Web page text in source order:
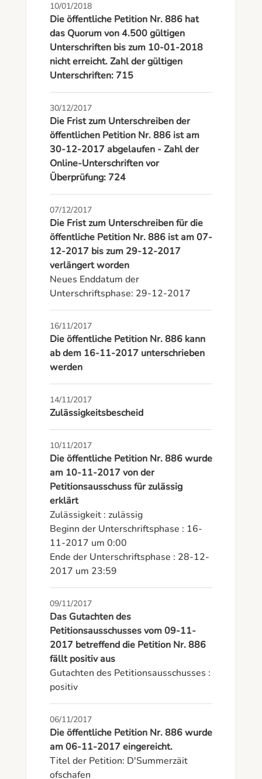
10/01/2018
Die öffentliche Petition Nr. 886 hat
das Quorum von 4.500 gültigen
Unterschriften bis zum 10-01-2018
nicht erreicht. Zahl der gültigen
Unterschriften: 715
30/12/2017
Die Frist zum Unterschreiben der
öffentlichen Petition Nr. 886 ist am
30-12-2017 abgelaufen - Zahl der
Online-Unterschriften vor
Überprüfung: 724
07/12/2017
Die Frist zum Unterschreiben für die
öffentliche Petition Nr. 886 ist am 07-
12-2017 bis zum 29-12-2017
verlängert worden
Neues Enddatum der
Unterschriftsphase: 29-12-2017
16/11/2017
Die öffentliche Petition Nr. 886 kann
ab dem 16-11-2017 unterschrieben
werden
14/11/2017
Zulässigkeitsbescheid
10/11/2017
Die öffentliche Petition Nr. 886 wurde
am 10-11-2017 von der
Petitionsausschuss für zulässig
erklärt
Zulässigkeit : zulässig
Beginn der Unterschriftsphase : 16-
11-2017 um 0:00
Ende der Unterschriftsphase : 28-12-
2017 um 23:59
09/11/2017
Das Gutachten des
Petitionsausschusses vom 09-11-
2017 betreffend die Petition Nr. 886
fällt positiv aus
Gutachten des Petitionsausschusses :
positiv
06/11/2017
Die öffentliche Petition Nr. 886 wurde
am 06-11-2017 eingereicht.
Titel der Petition: D'Summerzäit
ofschafen